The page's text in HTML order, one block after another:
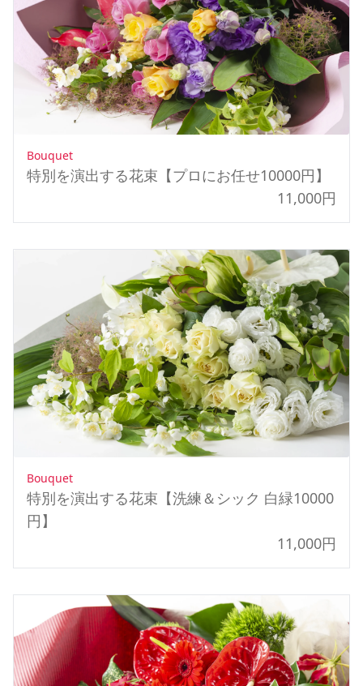
Bouquet
特別を演出する花束【プロにお任せ10000円】
11,000円
Bouquet
特別を演出する花束【洗練＆シック 白緑10000
円】
11,000円